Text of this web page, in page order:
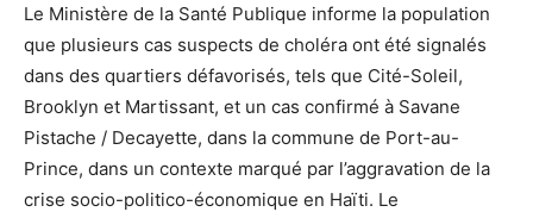
Le Ministère de la Santé Publique informe la population
que plusieurs cas suspects de choléra ont été signalés
dans des quartiers défavorisés, tels que Cité-Soleil,
Brooklyn et Martissant, et un cas confirmé à Savane
Pistache / Decayette, dans la commune de Port-au-
Prince, dans un contexte marqué par l’aggravation de la
crise socio-politico-économique en Haïti. Le